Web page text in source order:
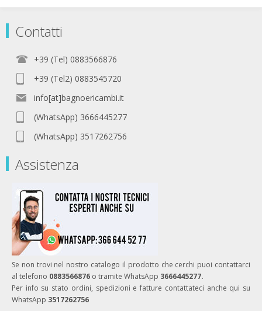
Contatti
+39 (Tel) 0883566876
+39 (Tel2) 0883545720
info[at]bagnoericambi.it
(WhatsApp) 3666445277
(WhatsApp) 3517262756
Assistenza
Se non trovi nel nostro catalogo il prodotto che cerchi puoi contattarci
al telefono 0883566876 o tramite WhatsApp 3666445277.
Per info su stato ordini, spedizioni e fatture contattateci anche qui su
WhatsApp 3517262756